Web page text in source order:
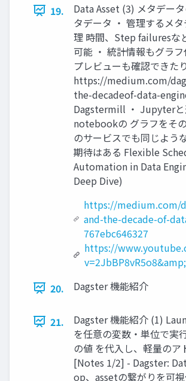
19.
Data Asset (3) メタデー
タデータ ・ 管理するメ
理 時間、Step failuresな
可能 ・ 統計情報もグラ
プレビューも確認できた
https://medium.com/
the-decadeof-data-
Dagstermill ・ Jupyterと
notebookの グラフをそ
のサービスでも同じよう
期待はある Flexible
Automation in Data
Deep Dive)
https://medium.com/
and-the-decade-of-
767ebc646327
https://
20.
Dagster 機能紹介
21.
Dagster 機能紹介 (1)
を任意の変数・単位で実
の値 を代入し、軽量の
[Notes 1/2] - Dagster:
op、assetの繋がりを可